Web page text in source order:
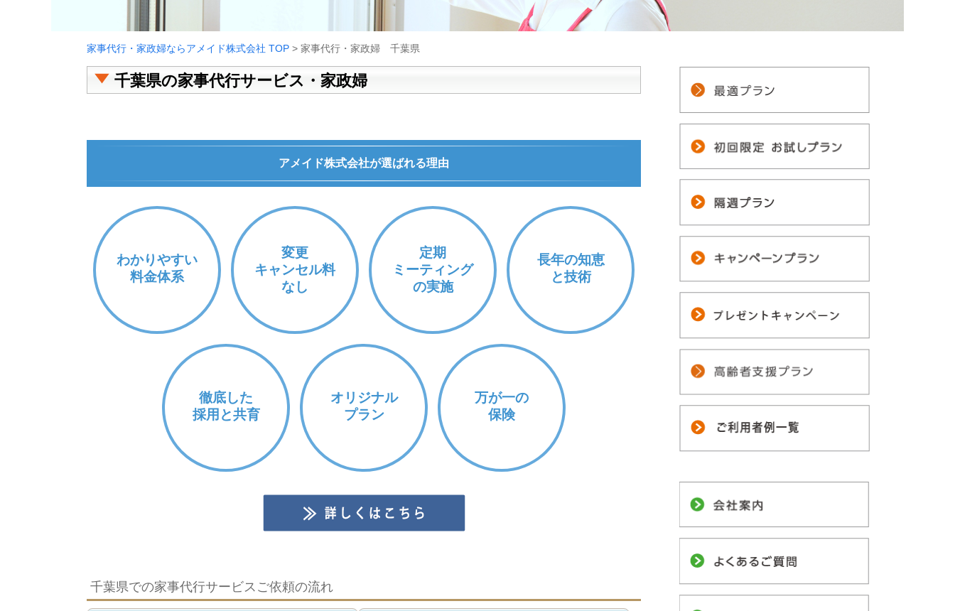
家事代行・家政婦ならアメイド株式会社 TOP > 家事代行・家政婦 千葉県
千葉県の家事代行サービス・家政婦
アメイド株式会社が選ばれる理由
わかりやすい
料金体系
変更
キャンセル料
なし
定期
ミーティング
の実施
長年の知恵
と技術
徹底した
採用と共育
オリジナル
プラン
万が一の
保険
千葉県での家事代行サービスご依頼の流れ